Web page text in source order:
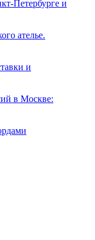
Петербурге и
ателье.
и
в Москве: